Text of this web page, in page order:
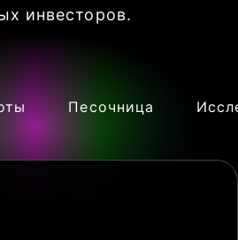
инвесторов.
Песочница